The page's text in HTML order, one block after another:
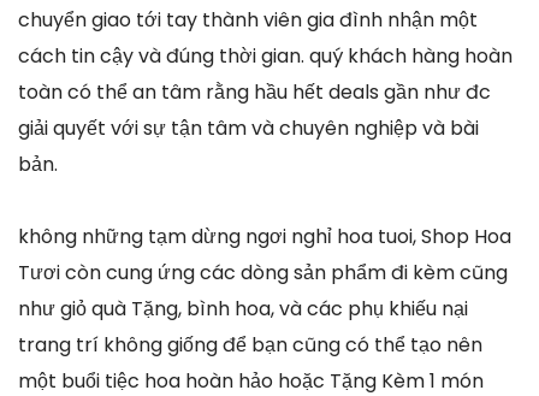
chuyển giao tới tay thành viên gia đình nhận một
cách tin cậy và đúng thời gian. quý khách hàng hoàn
toàn có thể an tâm rằng hầu hết deals gần như đc
giải quyết với sự tận tâm và chuyên nghiệp và bài
bản.
không những tạm dừng ngơi nghỉ hoa tuoi, Shop Hoa
Tươi còn cung ứng các dòng sản phẩm đi kèm cũng
như giỏ quà Tặng, bình hoa, và các phụ khiếu nại
trang trí không giống để bạn cũng có thể tạo nên
một buổi tiệc hoa hoàn hảo hoặc Tặng Kèm 1 món